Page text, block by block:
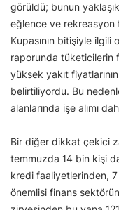
görüldü; bunun
eğlence ve rekreasyon
Kupasının bitişiyle ilgili
raporunda tüketicilerin
yüksek yakıt
belirtiliyordu. Bu
alanlarında işe alımı
Bir diğer dikkat çekici
temmuzda 14 bin kişi
kredi faaliyetlerinden,
önemlisi finans